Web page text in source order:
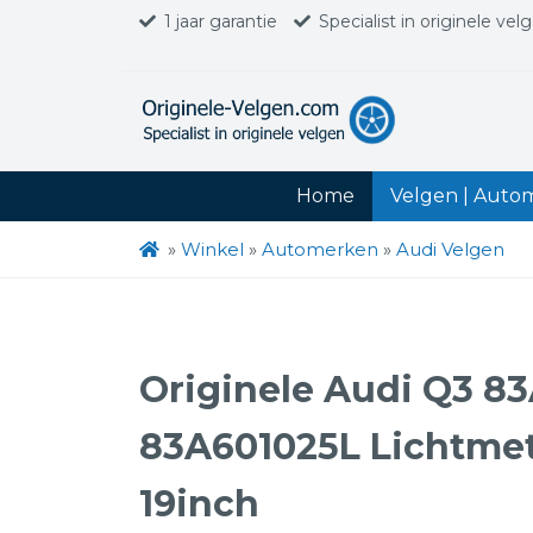
1 jaar garantie Specialist in originele
Home Velgen |
» Winkel » Automerken » Audi Velgen
Originele Audi Q3
83A601025L
19inch